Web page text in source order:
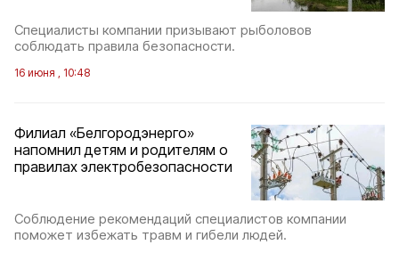
Специалисты компании призывают рыболовов
соблюдать правила безопасности.
16 июня , 10:48
Филиал «Белгородэнерго»
напомнил детям и родителям о
правилах электробезопасности
Соблюдение рекомендаций специалистов компании
поможет избежать травм и гибели людей.